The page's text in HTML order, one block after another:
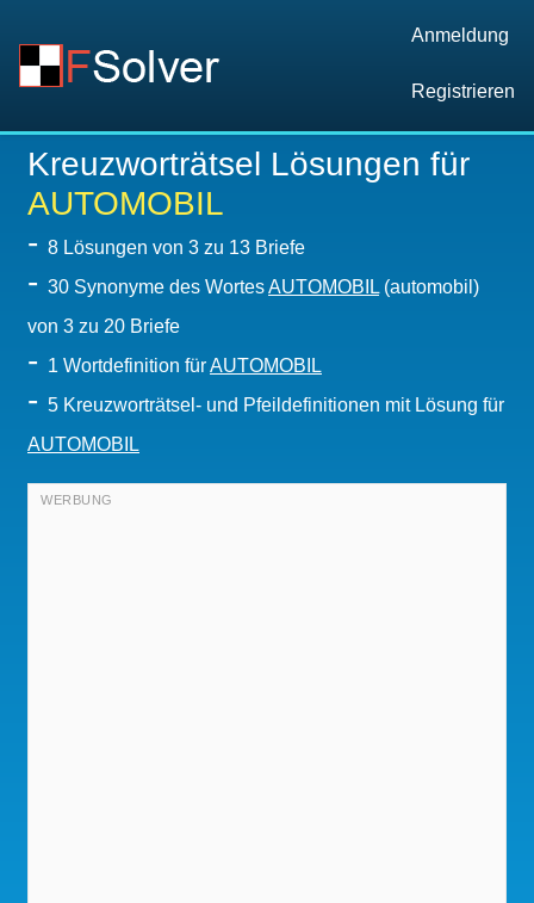
Anmeldung
Registrieren
Kreuzworträtsel Lösungen für
AUTOMOBIL
- 8 Lösungen von 3 zu 13 Briefe
- 30 Synonyme des WortesAUTOMOBIL (automobil)
von 3 zu 20 Briefe
- 1 Wortdefinition fürAUTOMOBIL
- 5 Kreuzworträtsel- und Pfeildefinitionen mit Lösung für
AUTOMOBIL